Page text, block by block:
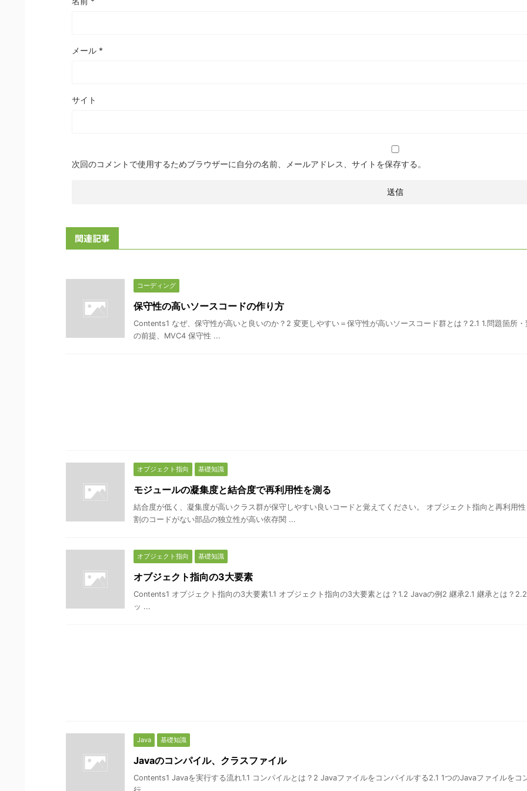
メール *
サイト
次回のコメントで使用するためブラウザーに自分の名前、メールアドレス、サイトを保存する。
関連記事
コーディング
保守性の高いソースコードの作り方
Contents1 なぜ、保守性が高いと良いのか？2 変更しやすい＝保守性が高いソースコード群とは？2.1 1.問題箇所
の前提、MVC4 保守性 ...
オブジェクト指向 基礎知識
モジュールの凝集度と結合度で再利用性を測る
結合度が低く、凝集度が高いクラス群が保守しやすい良いコードと覚えてください。 オブジェクト指向と再利用
割のコードがない部品の独立性が高い依存関 ...
オブジェクト指向 基礎知識
オブジェクト指向の3大要素
Contents1 オブジェクト指向の3大要素1.1 オブジェクト指向の3大要素とは？1.2 Javaの例2 継承2.1 継承とは？
ッ ...
Java 基礎知識
Javaのコンパイル、クラスファイル
Contents1 Javaを実行する流れ1.1 コンパイルとは？2 Javaファイルをコンパイルする2.1 1つのJavaファイルを